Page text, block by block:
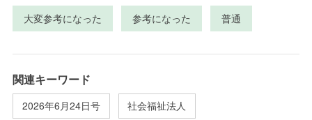
大変参考になった 参考になった 普通
関連キーワード
2026年6月24日号 社会福祉法人